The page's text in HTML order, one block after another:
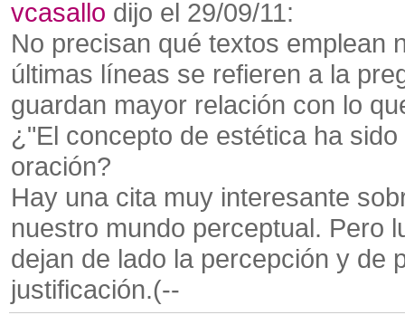
vcasallo dijo el 29/09/11:
No precisan qué textos emplean
últimas líneas se refieren a la
guardan mayor relación con lo
¿"El concepto de estética ha
oración?
Hay una cita muy interesante
nuestro mundo perceptual. Pero
dejan de lado la percepción y de
justificación.(--